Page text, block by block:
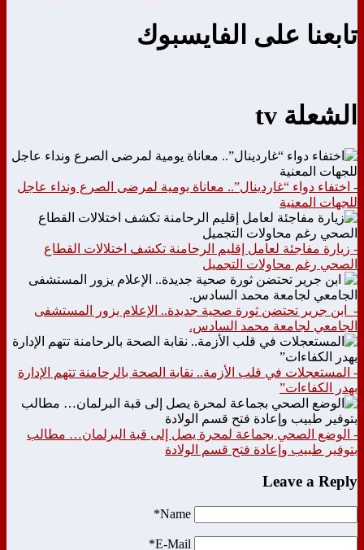
تابعنا على الفايسبوك
الشعلة tv
- اختفاء دواء “غاردينال”.. معاناة يومية لمرضى الصرع ونداء عاجل
للجهات المعنية
- زيارة مفاجئة لعامل إقليم الرحامنة تكشف اختلالات القطاع
الصحي رغم محاولات التجميل
- ابن جرير تحتضن ثورة صحية جديدة.. الإعلام يزور المستشفى
الجامعي لجامعة محمد السادس.
- المستعجلات في قلب الأزمة.. نقابة الصحة بالرحامنة تتهم الإدارة
بهدر الكفاءات”
- الوضع الصحي بجماعة لمحرة يصل إلى قبة البرلمان… مطالب
بتوفير طبيب وإعادة فتح قسم الولادة
Leave a Reply
Name*
E-Mail*